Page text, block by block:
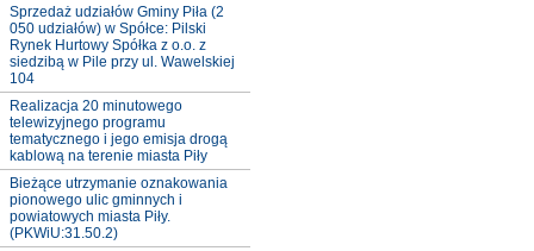
Sprzedaż udziałów Gminy Piła (2
050 udziałów) w Spółce: Pilski
Rynek Hurtowy Spółka z o.o. z
siedzibą w Pile przy ul. Wawelskiej
104
Realizacja 20 minutowego
telewizyjnego programu
tematycznego i jego emisja drogą
kablową na terenie miasta Piły
Bieżące utrzymanie oznakowania
pionowego ulic gminnych i
powiatowych miasta Piły.
(PKWiU:31.50.2)